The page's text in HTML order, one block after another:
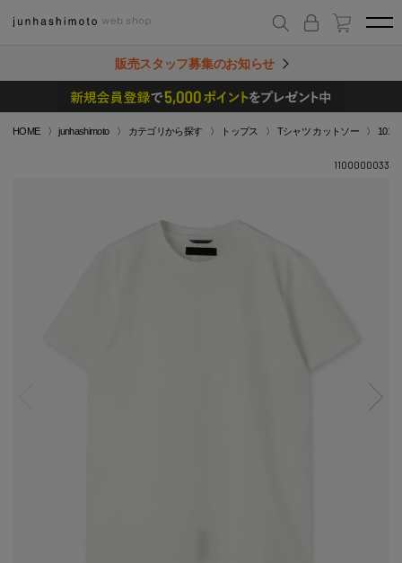
販売スタッフ募集のお知らせ
HOME junhashimoto カテゴリから探す トップス Tシャツ カットソー
1100000033